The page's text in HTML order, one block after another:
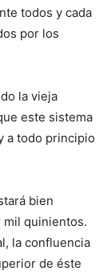
todos y cada
por los
la vieja
este sistema
a todo principio
bien
mil quinientos.
la confluencia
de éste